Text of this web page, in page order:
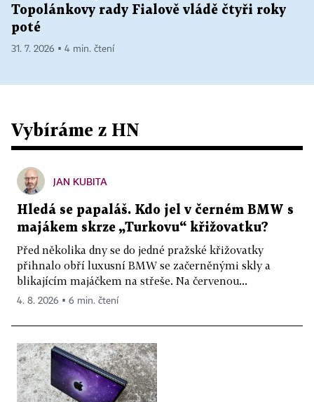
Topolánkovy rady Fialově vládě čtyři roky
poté
31. 7. 2026 ▪ 4 min. čtení
Vybíráme z HN
JAN KUBITA
Hledá se papaláš. Kdo jel v černém BMW s
majákem skrze „Turkovu“ křižovatku?
Před několika dny se do jedné pražské křižovatky
přihnalo obří luxusní BMW se začerněnými skly a
blikajícím majáčkem na střeše. Na červenou...
4. 8. 2026 ▪ 6 min. čtení